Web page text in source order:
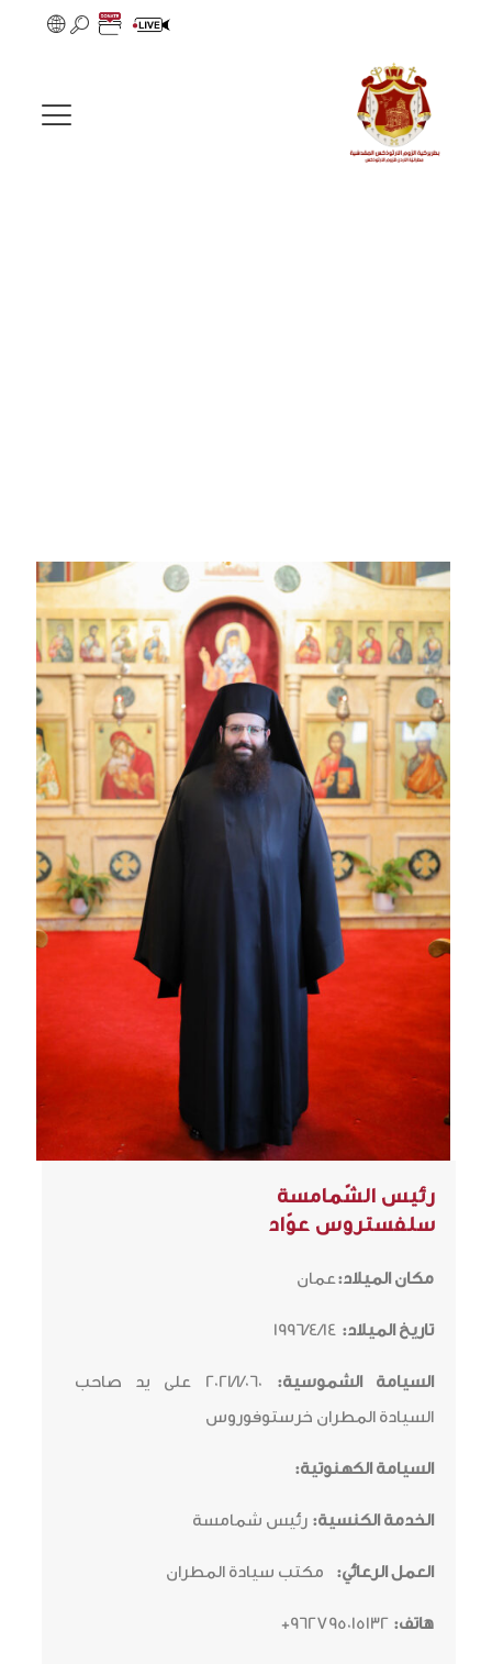
رئيس الشّمامسة
سلفستروس عوّاد
مكان الميلاد:عمان
تاريخ الميلاد:
السيامة الشموسية:
2021/1/060 على يد صاحب
السيادة المطران خرستوفوروس
السيامة الكهنوتية:
الخدمة الكنسية: رئيس شمامسة
العمل الرعائي: مكتب سيادة المطران
هاتف: